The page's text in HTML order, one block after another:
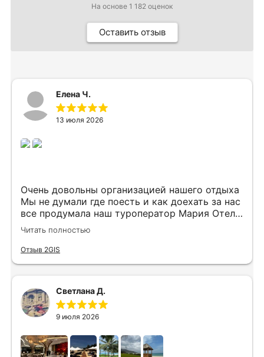
На основе 1 182 оценок
Оставить отзыв
Елена Ч.
13 июля 2026
Очень довольны организацией нашего отдыха
Мы не думали где поесть и как доехать за нас
все продумала наш туроператор Мария Отель
в котором мы жили находится в тихом месте
в шаговой доступности большое количество
достопримечательностей и мест где можно
Читать полностью
Отзыв 2GIS
Светлана Д.
9 июля 2026